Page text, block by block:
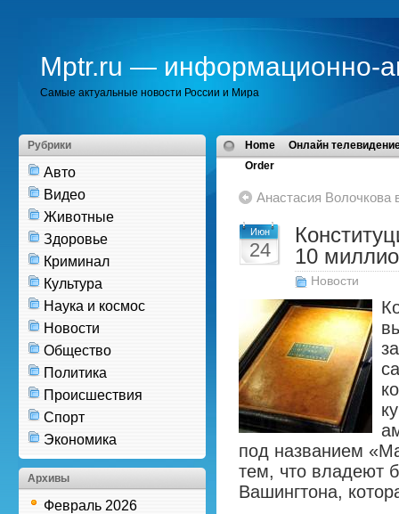
Mptr.ru — информационно-
Самые актуальные новости России и Мира
Рубрики
Авто
Видео
Животные
Здоровье
Криминал
Культура
Наука и космос
Новости
Общество
Политика
Происшествия
Спорт
Экономика
Архивы
Февраль 2026
Home
Онлайн
Order
Анастасия Волочкова
Июн
24
10
Новости
под названием
тем, что владеют
Вашингтона,